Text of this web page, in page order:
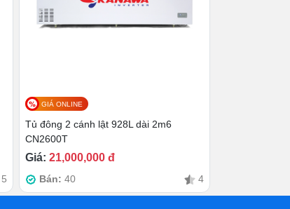
5
GIÁ ONLINE
Tủ đông 2 cánh lật 928L dài 2m6
CN2600T
Giá: 21,000,000 đ
Bán: 40 4